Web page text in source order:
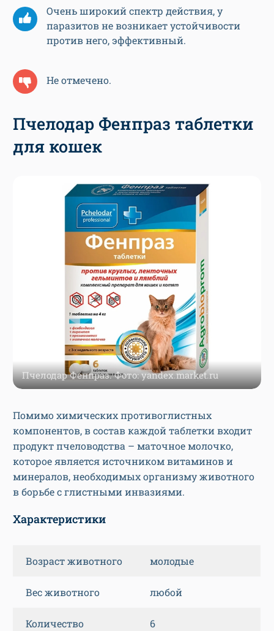
Очень широкий спектр действия, у
паразитов не возникает устойчивости
против него, эффективный.
Не отмечено.
Пчелодар Фенпраз таблетки
для кошек
Пчелодар Фенпраз. Фото: yandex.market.ru
Помимо химических противоглистных
компонентов, в состав каждой таблетки входит
продукт пчеловодства – маточное молочко,
которое является источником витаминов и
минералов, необходимых организму животного
в борьбе с глистными инвазиями.
Характеристики
Возраст животного молодые
Вес животного любой
Количество
6